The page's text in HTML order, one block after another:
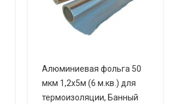
Алюминиевая фольга 50
мкм 1,2х5м (6 м.кв.) для
термоизоляции, Банный